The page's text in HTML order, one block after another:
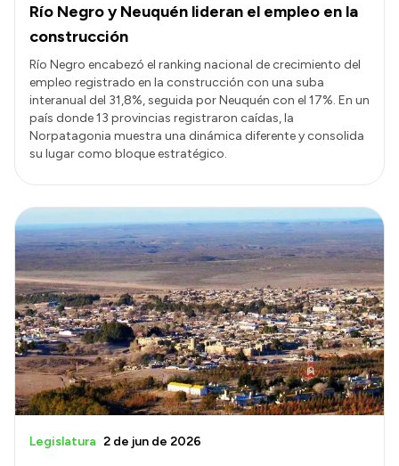
Río Negro y Neuquén lideran el empleo en la
construcción
Río Negro encabezó el ranking nacional de crecimiento del
empleo registrado en la construcción con una suba
interanual del 31,8%, seguida por Neuquén con el 17%. En un
país donde 13 provincias registraron caídas, la
Norpatagonia muestra una dinámica diferente y consolida
su lugar como bloque estratégico.
Legislatura 2 de jun de 2026